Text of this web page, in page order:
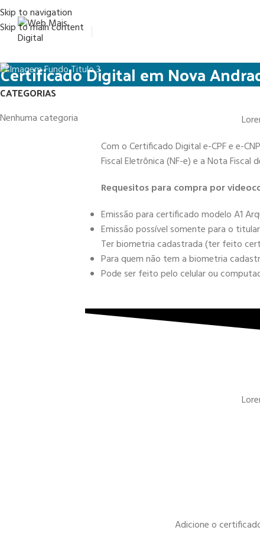
Skip to navigation
Skip to main content
Certificado Digital em Nova
CATEGORIAS
Nenhuma categoria
Com o Certificado Digital e-CPF e e-
Fiscal Eletrônica (NF-e) e a Nota Fiscal
Requesitos para compra por
Emissão para certificado modelo A1
Emissão possível somente para o titular
Ter biometria cadastrada (ter feito
Para quem não tem a biometria
Pode ser feito pelo celular ou
Adicione o